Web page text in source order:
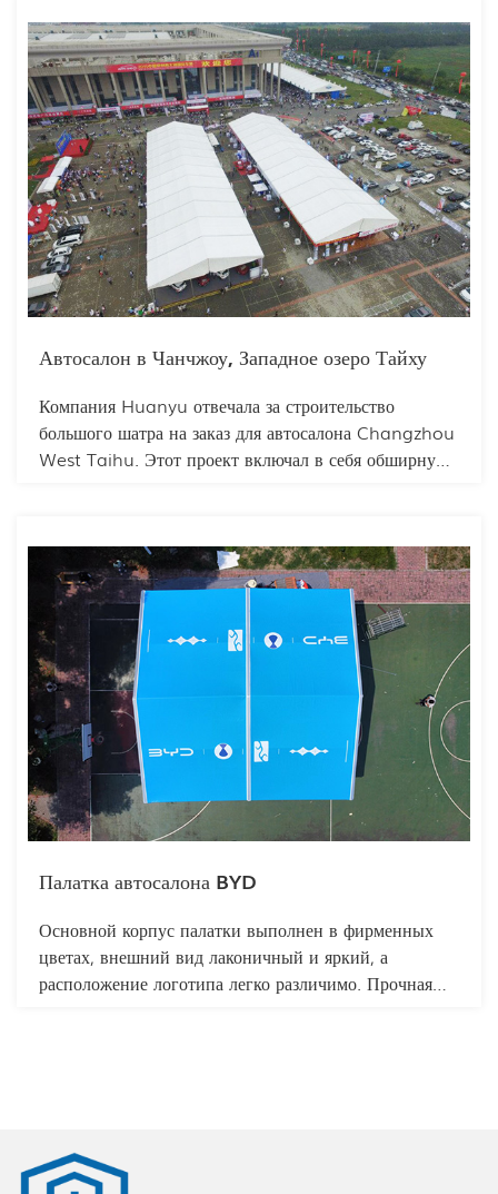
проектирования для рационального зонирования
пространства. Этот инновационный подход позволил
четко позиционировать каждый бренд, максимально
используя индивидуальные выставочные площади
для оптимальной презентации бренда. Выставочные
шатры отличаются просторными интерьерами и
эстетически привлекательным дизайном, способными
одновременно вместить сотни посетителей.
Благодаря стратегическому планированию
пространства и качественному строительству, эти
конструкции успешно удовлетворили разнообразные
потребности всех участников, улучшив общее
Автосалон в Чанчжоу, Западное озеро Тайху
Компания Huanyu отвечала за строительство
большого шатра на заказ для автосалона Changzhou
West Taihu. Этот проект включал в себя обширную
проектированию площадки и использовала
модульную конструкцию для разделения
пространства, чтобы выделить бренды, так что
каждый участник мог четко определить свои
потребности. Каждый бренд также мог рационально
использовать внутреннее пространство площадки для
демонстрации своих фирменных особенностей.
Шатер имеет большое внутреннее пространство и
может вместить сотни посетителей.
Палатка автосалона BYD
Основной корпус палатки выполнен в фирменных
цветах, внешний вид лаконичный и яркий, а
расположение логотипа легко различимо. Прочная